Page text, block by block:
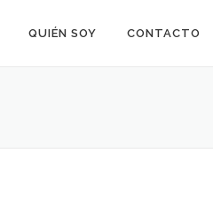
QUIÉN SOY CONTACTO